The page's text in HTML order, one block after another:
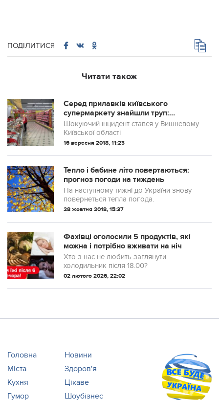
ПОДІЛИТИСЯ
Читати також
Серед прилавків київського
супермаркету знайшли труп:
подробиці
Шокуючий інцидент стався у Вишневому
Київської області
16 вересня 2018, 11:23
Тепло і бабине літо повертаються:
прогноз погоди на тиждень
На наступному тижні до України знову
повернеться тепла погода.
28 жовтня 2018, 15:37
Фахівці оголосили 5 продуктів, які
можна і потрібно вживати на ніч
Хто з нас не любить заглянути
холодильник після 18.00?
02 лютого 2026, 22:02
Головна
Новини
Міста
Здоров'я
Кухня
Цікаве
Гумор
Шоубізнес